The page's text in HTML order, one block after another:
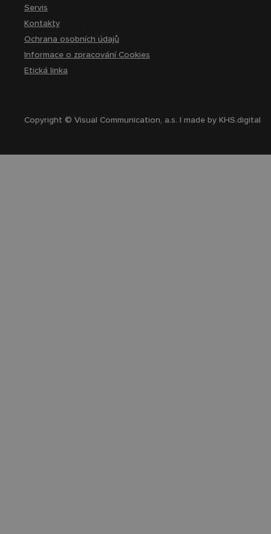
Servis
Kontakty
Ochrana osobních údajů
Informace o zpracování Cookies
Etická linka
Copyright © Visual Communication, a.s. | made byKHS.digital